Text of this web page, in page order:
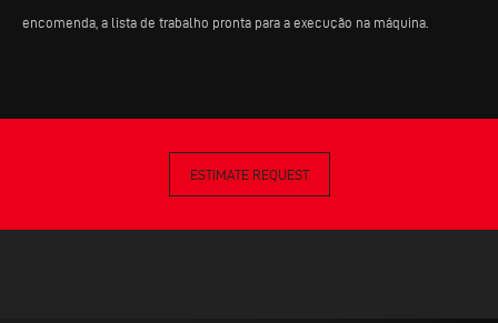
encomenda, a lista de trabalho pronta para a execução na máquina.
ESTIMATE REQUEST